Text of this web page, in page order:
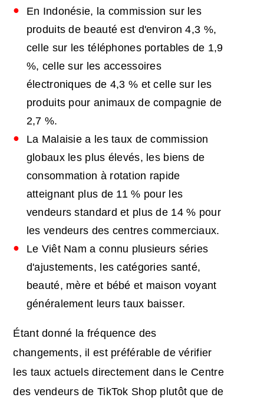
En Indonésie, la commission sur les
produits de beauté est d'environ 4,3 %,
celle sur les téléphones portables de 1,9
%, celle sur les accessoires
électroniques de 4,3 % et celle sur les
produits pour animaux de compagnie de
2,7 %.
La Malaisie a les taux de commission
globaux les plus élevés, les biens de
consommation à rotation rapide
atteignant plus de 11 % pour les
vendeurs standard et plus de 14 % pour
les vendeurs des centres commerciaux.
Le Viêt Nam a connu plusieurs séries
d'ajustements, les catégories santé,
beauté, mère et bébé et maison voyant
généralement leurs taux baisser.
Étant donné la fréquence des
changements, il est préférable de vérifier
les taux actuels directement dans le Centre
des vendeurs de TikTok Shop plutôt que de